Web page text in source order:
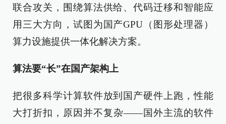
联合攻关，围绕算法供给、代码迁移和智能应
用三大方向，试图为国产GPU（图形处理器）
算力设施提供一体化解决方案。
算法要“长”在国产架构上
把很多科学计算软件放到国产硬件上跑，性能
大打折扣，原因并不复杂——国外主流的软件